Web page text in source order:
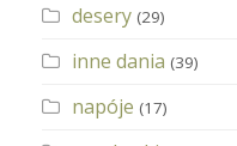
desery (29)
inne dania (39)
napóje (17)